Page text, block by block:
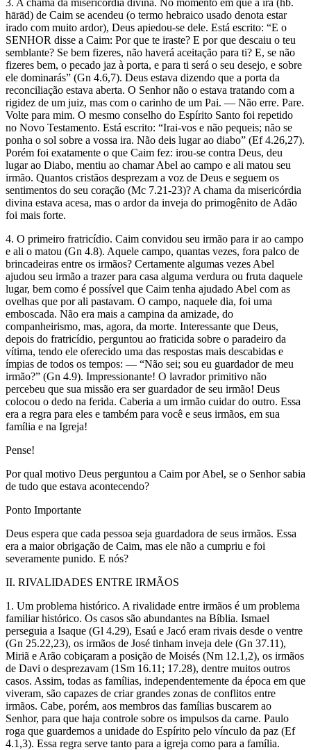
hārād) de Caim se acendeu (o termo hebraico usado denota estar
irado com muito ardor), Deus apiedou-se dele. Está escrito: “E o
SENHOR disse a Caim: Por que te iraste? E por que descaiu o teu
semblante? Se bem fizeres, não haverá aceitação para ti? E, se não
fizeres bem, o pecado jaz à porta, e para ti será o seu desejo, e sobre
ele dominarás” (Gn 4.6,7). Deus estava dizendo que a porta da
reconciliação estava aberta. O Senhor não o estava tratando com a
rigidez de um juiz, mas com o carinho de um Pai. — Não erre. Pare.
Volte para mim. O mesmo conselho do Espírito Santo foi repetido
no Novo Testamento. Está escrito: “Irai-vos e não pequeis; não se
ponha o sol sobre a vossa ira. Não deis lugar ao diabo” (Ef 4.26,27).
Porém foi exatamente o que Caim fez: irou-se contra Deus, deu
lugar ao Diabo, mentiu ao chamar Abel ao campo e ali matou seu
irmão. Quantos cristãos desprezam a voz de Deus e seguem os
sentimentos do seu coração (Mc 7.21-23)? A chama da misericórdia
divina estava acesa, mas o ardor da inveja do primogênito de Adão
foi mais forte.
4. O primeiro fratricídio. Caim convidou seu irmão para ir ao campo
e ali o matou (Gn 4.8). Aquele campo, quantas vezes, fora palco de
brincadeiras entre os irmãos? Certamente algumas vezes Abel
ajudou seu irmão a trazer para casa alguma verdura ou fruta daquele
lugar, bem como é possível que Caim tenha ajudado Abel com as
ovelhas que por ali pastavam. O campo, naquele dia, foi uma
emboscada. Não era mais a campina da amizade, do
companheirismo, mas, agora, da morte. Interessante que Deus,
depois do fratricídio, perguntou ao fraticida sobre o paradeiro da
vítima, tendo ele oferecido uma das respostas mais descabidas e
ímpias de todos os tempos: — “Não sei; sou eu guardador de meu
irmão?” (Gn 4.9). Impressionante! O lavrador primitivo não
percebeu que sua missão era ser guardador de seu irmão! Deus
colocou o dedo na ferida. Caberia a um irmão cuidar do outro. Essa
era a regra para eles e também para você e seus irmãos, em sua
família e na Igreja!
Pense!
Por qual motivo Deus perguntou a Caim por Abel, se o Senhor sabia
de tudo que estava acontecendo?
Ponto Importante
Deus espera que cada pessoa seja guardadora de seus irmãos. Essa
era a maior obrigação de Caim, mas ele não a cumpriu e foi
severamente punido. E nós?
II. RIVALIDADES ENTRE IRMÃOS
1. Um problema histórico. A rivalidade entre irmãos é um problema
familiar histórico. Os casos são abundantes na Bíblia. Ismael
perseguia a Isaque (Gl 4.29), Esaú e Jacó eram rivais desde o ventre
(Gn 25.22,23), os irmãos de José tinham inveja dele (Gn 37.11),
Miriã e Arão cobiçaram a posição de Moisés (Nm 12.1,2), os irmãos
de Davi o desprezavam (1Sm 16.11; 17.28), dentre muitos outros
casos. Assim, todas as famílias, independentemente da época em que
viveram, são capazes de criar grandes zonas de conflitos entre
irmãos. Cabe, porém, aos membros das famílias buscarem ao
Senhor, para que haja controle sobre os impulsos da carne. Paulo
roga que guardemos a unidade do Espírito pelo vínculo da paz (Ef
4.1,3). Essa regra serve tanto para a igreja como para a família.